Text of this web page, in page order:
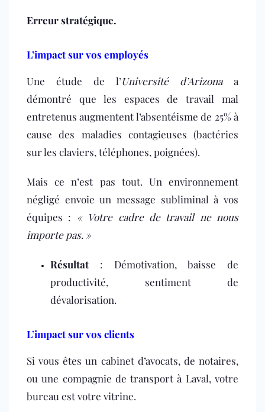
Erreur stratégique.
L’impact sur vos employés
Une étude de l’Université d’Arizonaa
démontré que les espaces de travail mal
entretenus augmentent l’absentéisme de 25% à
cause des maladies contagieuses (bactéries
sur les claviers, téléphones, poignées).
Mais ce n’est pas tout. Un environnement
négligé envoie un message subliminal à vos
équipes : « Votre cadre de travail ne nous
importe pas. »
Résultat : Démotivation, baisse de
productivité, sentiment de
dévalorisation.
L’impact sur vos clients
Si vous êtes un cabinet d’avocats, de notaires,
ou une compagnie de transport à Laval, votre
bureau est votre vitrine.